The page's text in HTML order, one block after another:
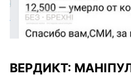
ВЕРДИКТ: